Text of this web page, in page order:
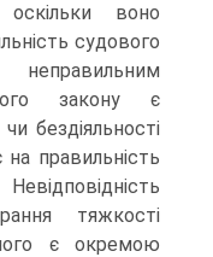
воно
судового
неправильним
закону є
бездіяльності
правильність
тяжкості
є окремою